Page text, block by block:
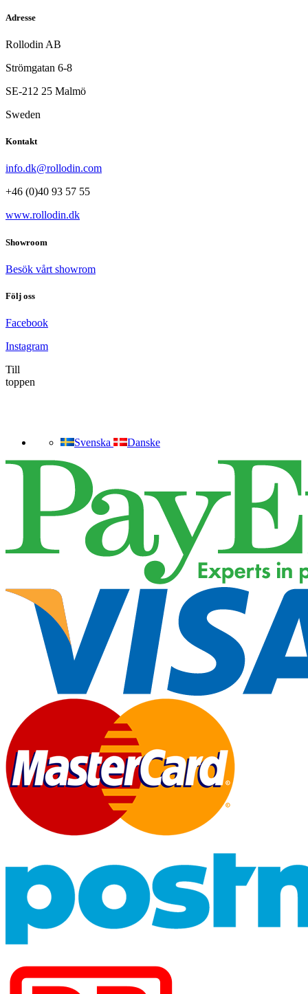
Adresse
Rollodin AB
Strömgatan 6-8
SE-212 25 Malmö
Sweden
Kontakt
info.dk@rollodin.com
+46 (0)40 93 57 55
www.rollodin.dk
Showroom
Besök vårt showrom
Följ oss
Facebook
Instagram
Till
toppen
Svenska Danske